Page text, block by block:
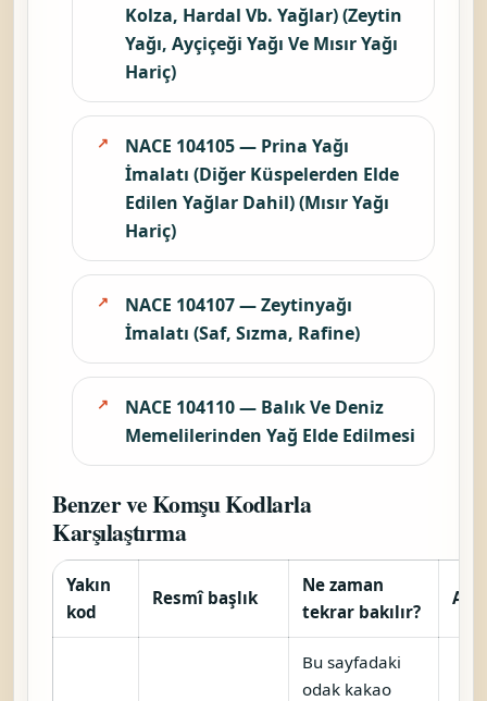
Kolza, Hardal Vb. Yağlar) (Zeytin
Yağı, Ayçiçeği Yağı Ve Mısır Yağı
Hariç)
NACE 104105 — Prina Yağı
İmalatı (Diğer Küspelerden Elde
Edilen Yağlar Dahil) (Mısır Yağı
Hariç)
NACE 104107 — Zeytinyağı
İmalatı (Saf, Sızma, Rafine)
NACE 104110 — Balık Ve Deniz
Memelilerinden Yağ Elde Edilmesi
Benzer ve Komşu Kodlarla
Karşılaştırma
Yakın
kod
Resmî başlık
Ne zaman
tekrar bakılır?
Bu sayfadaki
odak kakao